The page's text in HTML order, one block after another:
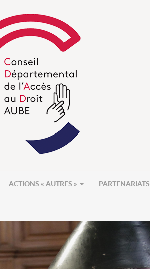
ACTIONS « AUTRES » PARTENARIATS